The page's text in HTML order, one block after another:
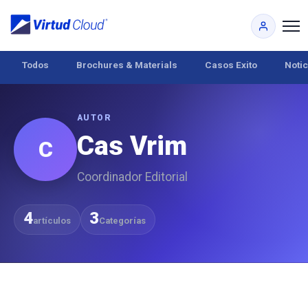
Todos Brochures & Materials Casos Exito
C
AUTOR
Cas Vrim
Coordinador Editorial
4artículos 3Categorías